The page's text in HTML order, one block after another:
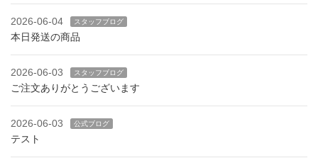
2026-06-04 スタッフブログ
本日発送の商品
2026-06-03 スタッフブログ
ご注文ありがとうございます
2026-06-03 公式ブログ
テスト